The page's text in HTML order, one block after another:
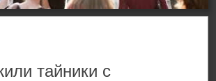
тайники с